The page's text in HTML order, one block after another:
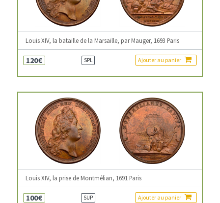
Louis XIV, la bataille de la Marsaille, par Mauger, 1693 Paris
120€ SPL Ajouter au panier
Louis XIV, la prise de Montmélian, 1691 Paris
100€ SUP Ajouter au panier